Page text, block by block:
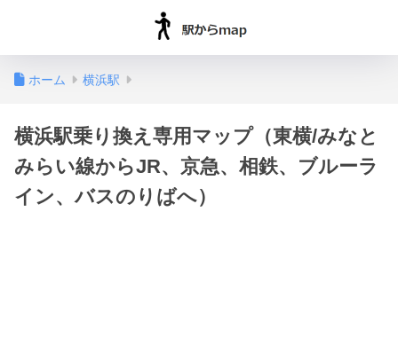
ホーム 横浜駅
横浜駅乗り換え専用マップ（東横/みなと
みらい線からJR、京急、相鉄、ブルーラ
イン、バスのりばへ）